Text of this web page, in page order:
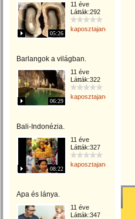
05:26
11 éve
Látták:292
kaposztajanos
Barlangok a világban.
06:29
11 éve
Látták:322
kaposztajanos
Bali-Indonézia.
08:22
11 éve
Látták:327
kaposztajanos
Apa és lánya.
11 éve
Látták:347